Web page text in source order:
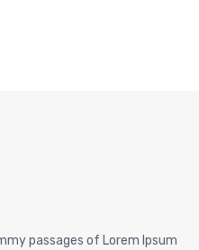
passages of Lorem Ipsum